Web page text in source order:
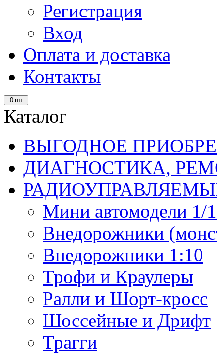
Регистрация
Вход
Оплата и доставка
Контакты
0 шт.
Каталог
ВЫГОДНОЕ
ДИАГНОСТИКА,
Мини автомодели 1/
Внедорожники
Внедорожники 1:10
Трофи и Краулеры
Ралли и Шорт-кросс
Шоссейные и Дрифт
Трагги